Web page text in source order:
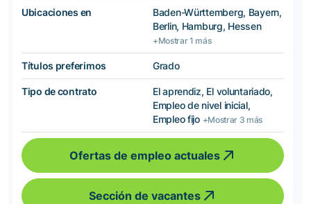
Ubicaciones en
Baden-Württemberg, Bayern,
Berlin, Hamburg, Hessen
+Mostrar 1 más
Títulos preferimos Grado
Tipo de contrato
El aprendiz, El voluntariado,
Empleo de nivel inicial,
Empleo fijo +Mostrar 3 más
Ofertas de empleo actuales
Sección de vacantes